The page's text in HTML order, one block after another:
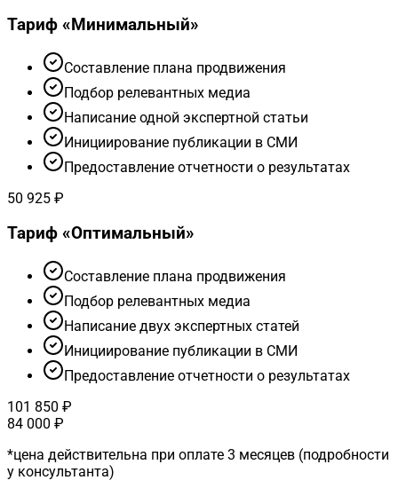
Тариф «Минимальный»
Cоставление плана продвижения
Подбор релевантных медиа
Написание одной экспертной статьи
Инициирование публикации в СМИ
Предоставление отчетности о результатах
50 925 ₽
Тариф «Оптимальный»
Cоставление плана продвижения
Подбор релевантных медиа
Написание двух экспертных статей
Инициирование публикации в СМИ
Предоставление отчетности о результатах
101 850 ₽
84 000 ₽
*цена действительна при оплате 3 месяцев (подробности
у консультанта)